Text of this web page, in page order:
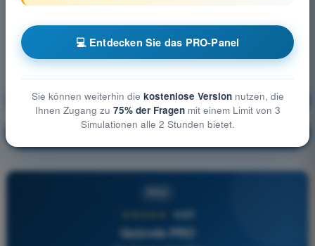
Betriebliche Verfahren Ausbildung!
Erläuterung der Frage
4,6/5
Quizvds PRO
💻 Entdecken Sie das PRO-Panel
Sie können weiterhin die kostenlose Versionnutzen, die
Ihnen Zugang zu 75% der Fragenmit einem Limit von 3
Simulationen alle 2 Stunden bietet.